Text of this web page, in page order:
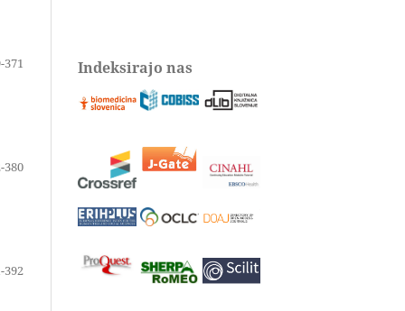
371
380
392
Indeksirajo nas